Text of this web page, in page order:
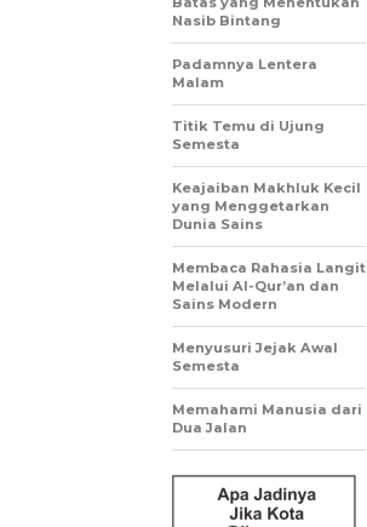
Nasib Bintang
Padamnya Lentera
Malam
Titik Temu di Ujung
Semesta
Keajaiban Makhluk Kecil
yang Menggetarkan
Dunia Sains
Membaca Rahasia Langit
Melalui Al-Qur’an dan
Sains Modern
Menyusuri Jejak Awal
Semesta
Memahami Manusia dari
Dua Jalan